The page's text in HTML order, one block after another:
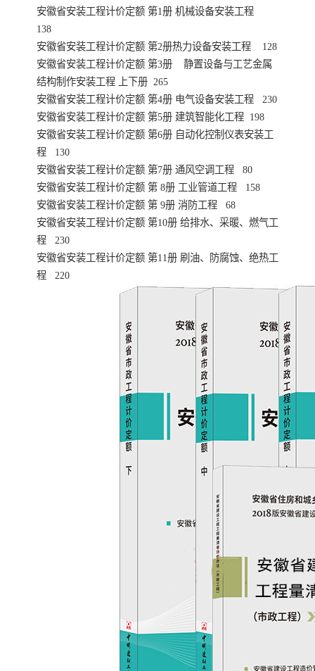
安徽省安装工程计价定额 第1册 机械设备安装工程
138
安徽省安装工程计价定额 第2册热力设备安装工程 128
安徽省安装工程计价定额 第3册 静置设备与工艺金属
结构制作安装工程 上下册 265
安徽省安装工程计价定额 第4册 电气设备安装工程 230
安徽省安装工程计价定额 第5册 建筑智能化工程 198
安徽省安装工程计价定额 第6册 自动化控制仪表安装工
程 130
安徽省安装工程计价定额 第7册 通风空调工程 80
安徽省安装工程计价定额 第 8册 工业管道工程 158
安徽省安装工程计价定额 第 9册 消防工程 68
安徽省安装工程计价定额 第10册 给排水、采暖、燃气工
程 230
安徽省安装工程计价定额 第11册 刷油、防腐蚀、绝热工
程 220